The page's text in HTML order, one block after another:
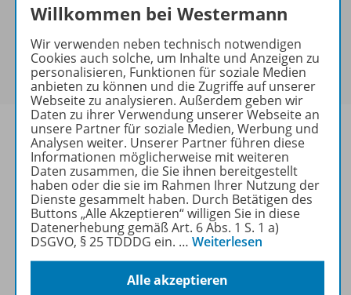
Erziehern/Erzieherinnen, Lehrkräften,
Referendaren/Referendarinnen,
Studenten/Studentinnen und Universitätslehrenden
erworben werden.
Produktinformationen
Beschreibung
Willkommen bei Westermann
Wir verwenden neben technisch notwendigen
Cookies auch solche, um Inhalte und Anzeigen zu
personalisieren, Funktionen für soziale Medien
anbieten zu können und die Zugriffe auf unserer
Webseite zu analysieren. Außerdem geben wir
Daten zu ihrer Verwendung unserer Webseite an
unsere Partner für soziale Medien, Werbung und
Analysen weiter. Unserer Partner führen diese
Informationen möglicherweise mit weiteren
Daten zusammen, die Sie ihnen bereitgestellt
haben oder die sie im Rahmen Ihrer Nutzung der
Dienste gesammelt haben. Durch Betätigen des
Buttons „Alle Akzeptieren“ willigen Sie in diese
Datenerhebung gemäß Art. 6 Abs. 1 S. 1 a)
DSGVO, § 25 TDDDG ein. … Weiterlesen
Alle akzeptieren